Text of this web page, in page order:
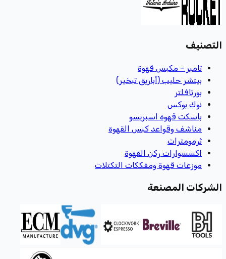
التصنيف
تامبر - مكبس قهوة
بيتشر حليب (أباريق تبخير)
بورتافلتر
نوك بوكس
باسكت قهوة اسبريسو
مناشف وقواعد كبس القهوة
ثرمومترات
اكسسوارات ركن القهوة
موزعات قهوة ومفككات التكتلات
الشركات المصنعة